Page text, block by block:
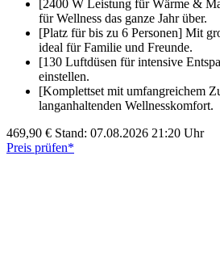
[2400 W Leistung für Wärme &
für Wellness das ganze Jahr über.
[Platz für bis zu 6 Personen] Mit
ideal für Familie und Freunde.
[130 Luftdüsen für intensive
einstellen.
[Komplettset mit umfangreichem
langanhaltenden Wellnesskomfort.
469,90 € Stand: 07.08.2026 21:20 Uhr
Preis prüfen*